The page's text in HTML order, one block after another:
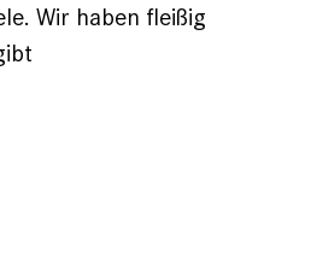
Wir haben fleißig